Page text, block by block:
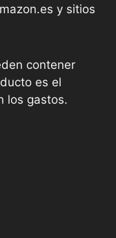
y sitios
contener
es el
los gastos.